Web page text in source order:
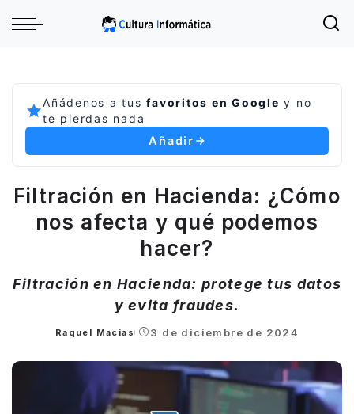
Añádenos a tusfavoritos en Google y no
te pierdas nada
Añadir
Filtración en Hacienda: ¿Cómo
nos afecta y qué podemos
hacer?
Filtración en Hacienda: protege tus datos
y evita fraudes.
Posted
Raquel Macias 3 de diciembre de 2024